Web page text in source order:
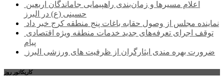
حسینی (ع) در البرز
نماینده مجلس از وصول حقابه باغات پنج منطقه کرج خبر داد
پیام
ضرورت بهره مندی ایثارگران از ظرفیت های ورزشی البرز
کاریکاتور روز